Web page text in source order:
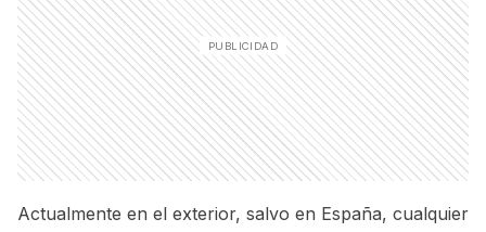
Actualmente en el exterior, salvo en España, cualquier